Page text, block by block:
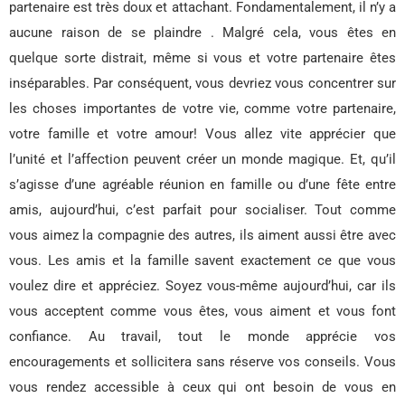
partenaire est très doux et attachant. Fondamentalement, il n’y a
aucune raison de se plaindre . Malgré cela, vous êtes en
quelque sorte distrait, même si vous et votre partenaire êtes
inséparables. Par conséquent, vous devriez vous concentrer sur
les choses importantes de votre vie, comme votre partenaire,
votre famille et votre amour! Vous allez vite apprécier que
l’unité et l’affection peuvent créer un monde magique. Et, qu’il
s’agisse d’une agréable réunion en famille ou d’une fête entre
amis, aujourd’hui, c’est parfait pour socialiser. Tout comme
vous aimez la compagnie des autres, ils aiment aussi être avec
vous. Les amis et la famille savent exactement ce que vous
voulez dire et appréciez. Soyez vous-même aujourd’hui, car ils
vous acceptent comme vous êtes, vous aiment et vous font
confiance. Au travail, tout le monde apprécie vos
encouragements et sollicitera sans réserve vos conseils. Vous
vous rendez accessible à ceux qui ont besoin de vous en